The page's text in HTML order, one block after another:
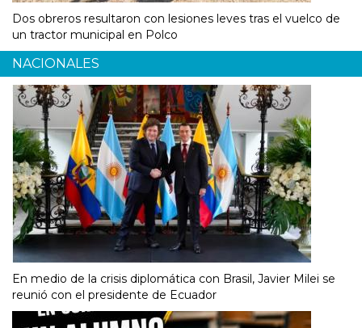
Dos obreros resultaron con lesiones leves tras el vuelco de
un tractor municipal en Polco
NACIONALES
En medio de la crisis diplomática con Brasil, Javier Milei se
reunió con el presidente de Ecuador